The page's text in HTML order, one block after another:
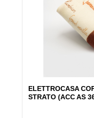
ELETTROCASA
STRATO (ACC AS